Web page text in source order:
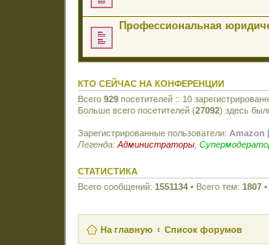
Профессиональная
КТО СЕЙЧАС НА КОНФЕРЕНЦИИ
Всего 929 посетителей :: 10
Больше всего посетителей (27092) здесь
Зарегистрированные пользователи: Amazon
Легенда: Администраторы
СТАТИСТИКА
Всего сообщений: 1551134 • Всего тем: 1807
На главную Список форумов